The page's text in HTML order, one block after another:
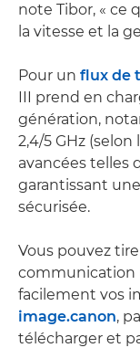
note Tibor, « ce
la vitesse et la
Pour un flux de
III prend en
génération,
2,4/5 GHz
avancées telles
garantissant
sécurisée.
Vous pouvez
communication
facilement vos
image.canon,
télécharger et